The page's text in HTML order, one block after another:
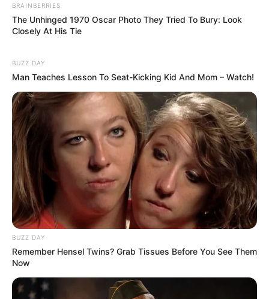
Serem! 9 Chat Ojek Online &
Pelanggan Ini Bikin Auto
Merinding
BRAINBERRIES
The Unhinged 1970 Oscar Photo They Tried To Bury: Look
Closely At His Tie
BUZZ DAY
Man Teaches Lesson To Seat-Kicking Kid And Mom – Watch!
BUZZ DAY
Remember Hensel Twins? Grab Tissues Before You See Them
Now